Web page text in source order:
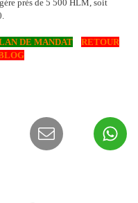
près de 5 500 HLM, soit
DE MANDAT
RETOUR